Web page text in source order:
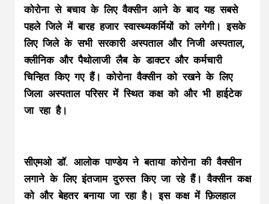
कोरोना से बचाव के लिए वैक्सीन आने के बाद यह सबसे
पहले जिले में बारह हजार स्वास्थ्यकर्मियों को लगेगी। इसके
लिए जिले के सभी सरकारी अस्पताल और निजी अस्पताल,
क्लीनिक और पैथोलाजी लैब के डाक्टर और कर्मचारी
चिन्हित किए गए हैं। कोरोना वैक्सीन को रखने के लिए
जिला अस्पताल परिसर में स्थित कक्ष को और भी हाईटेक
जा रहा है।
सीएमओ डॉ. आलोक पाण्डेय ने बताया कोरोना की वैक्सीन
लगाने के लिए इंतजाम दुरुस्त किए जा रहे हैं। वैक्सीन कक्ष
को और बेहतर बनाया जा रहा है। इस कक्ष में फ़िलहाल